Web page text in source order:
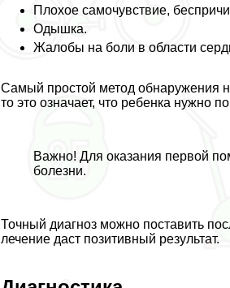
Плохое самочувствие,
Одышка.
Жалобы на боли в области
Самый простой метод обнаружения
то это означает, что ребенка нужно
Важно! Для оказания первой
болезни.
Точный диагноз можно поставить
лечение даст позитивный результат.